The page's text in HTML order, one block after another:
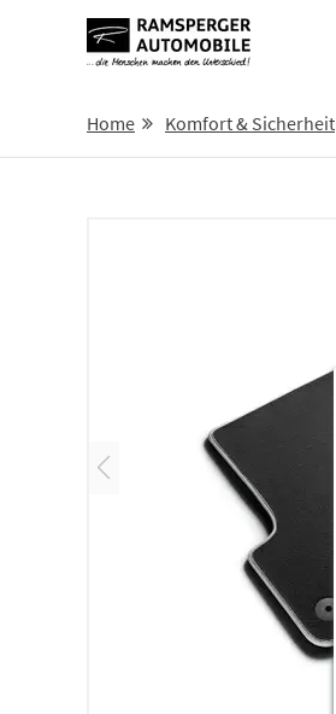
Home Komfort & Sicherheit